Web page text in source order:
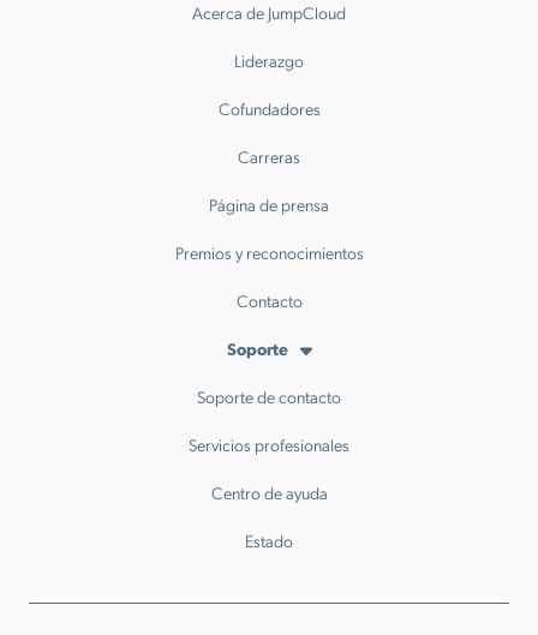
Acerca de JumpCloud
Liderazgo
Cofundadores
Carreras
Página de prensa
Premios y reconocimientos
Contacto
Soporte
Soporte de contacto
Servicios profesionales
Centro de ayuda
Estado